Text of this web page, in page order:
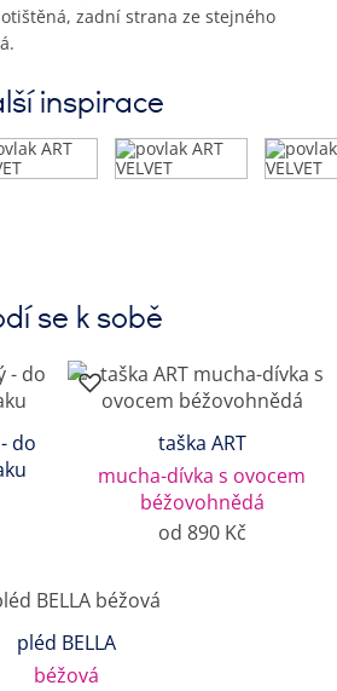
zadní strana ze stejného
inspirace
se k sobě
do
taška ART
mucha-dívka s ovocem
béžovohnědá
od 890 Kč
pléd BELLA
béžová